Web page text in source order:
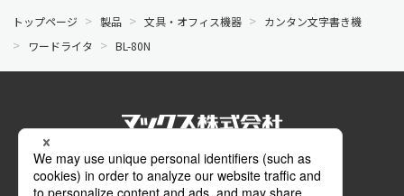
トップページ 製品 文具・オフィス機器
カンタン文字書き機
ワードライタ
BL-80N
公式SNS
Facebook
Instagram